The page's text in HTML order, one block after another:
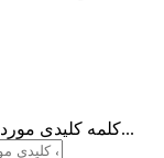
کلمه کلیدی مورد نظرتان را وارد کنید...